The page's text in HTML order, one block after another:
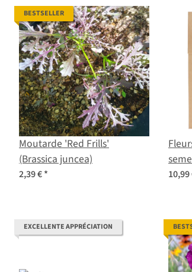
BESTSELLER
Moutarde 'Red Frills'
(Brassica juncea)
2,39 €* 10,99
EXCELLENTE APPRÉCIATION